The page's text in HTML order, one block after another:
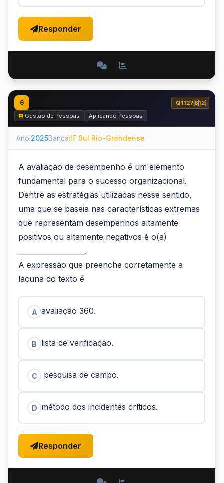
Responder
6
Q1127612
Gestão de Pessoas
Aplicando Pessoas
Ano:2025Banca:IF Sul Rio-Grandense
A avaliação de desempenho é um elemento
fundamental para o sucesso organizacional.
Dentre as estratégias utilizadas nesse sentido,
uma que se baseia nas características extremas
que representam desempenhos altamente
positivos ou altamente negativos é o(a)
___________________.
A expressão que preenche corretamente a
lacuna do texto é
A avaliação 360.
B lista de verificação.
C pesquisa de campo.
D método dos incidentes críticos.
Responder